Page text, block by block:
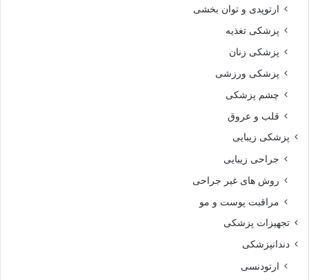
ارتوپدی و توان بخشی
پزشکی تغذیه
پزشکی زنان
پزشکی ورزشی
چشم پزشکی
قلب و عروق
پزشکی زیبایی
جراحی زیبایی
روش های غیر جراحی
مراقبت پوست و مو
تجهیزات پزشکی
دندانپزشکی
ارتودنسی